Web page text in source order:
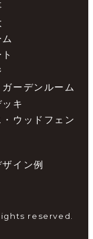
ーデンルーム
キ
ウッドフェン
イン例
reserved.